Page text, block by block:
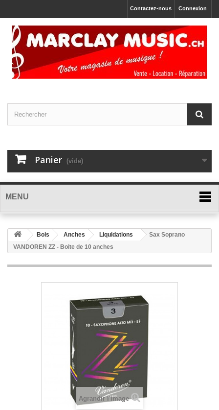
Connexion
Contactez-nous
Panier (vide)
MENU
Bois Anches Liquidations
Sax Soprano
VANDOREN ZZ - Boite de 10 anches
Agrandir l'image